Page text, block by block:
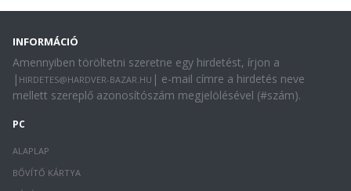
INFORMÁCIÓ
Amennyiben töröltetni szeretne egy hirdetést, írjon a
| HIRDETES@HARDVER-BAZAR.HU | e-mail címre a hirdetés neve
mellett szereplő azonosítószám megjelölésével (#szám).
PC
ALAPLAP
BŐVÍTŐ KÁRTYA